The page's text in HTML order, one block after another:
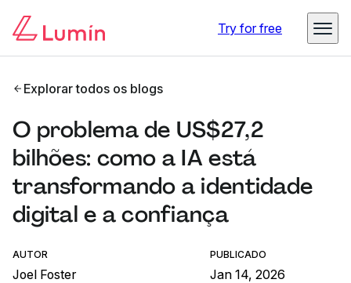
Try for free
Explorar todos os blogs
O problema de US$27,2
bilhões: como a IA está
transformando a identidade
digital e a confiança
AUTOR
Joel Foster
PUBLICADO
Jan 14, 2026